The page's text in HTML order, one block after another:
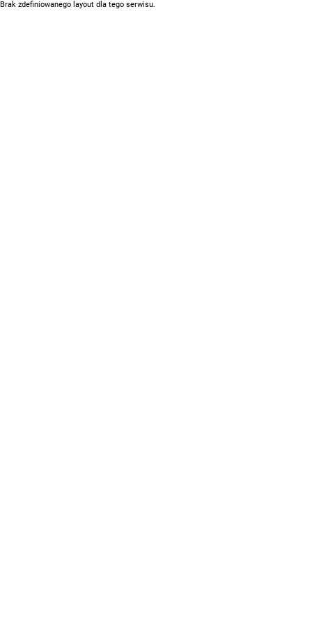
Brak zdefiniowanego layout dla tego serwisu.